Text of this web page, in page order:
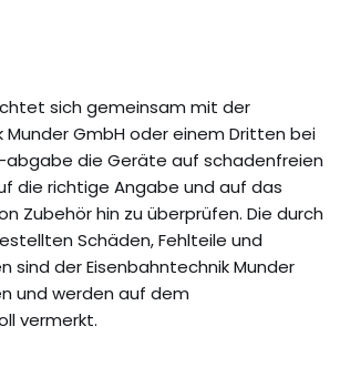
sich gemeinsam mit der
Munder GmbH oder einem Dritten bei
abgabe die Geräte auf schadenfreien
die richtige Angabe und auf das
Zubehör hin zu überprüfen. Die durch
Schäden, Fehlteile und
sind der Eisenbahntechnik Munder
und werden auf dem
vermerkt.